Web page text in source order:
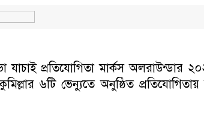
যাচাই প্রতিযোগিতা মার্কস অলরাউন্ডার
৬টি ভেন্যুতে অনুষ্ঠিত